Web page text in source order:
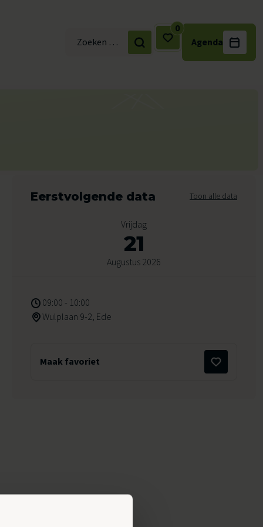
Zoek naar:
0
Agenda
Eerstvolgende data Toon alle data
Vrijdag
21
Augustus 2026
09:00 - 10:00
Wulplaan 9-2, Ede
Maak favoriet